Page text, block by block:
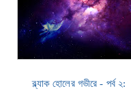
ব্ল্যাক হোলের গভীরে - পর্ব ২: